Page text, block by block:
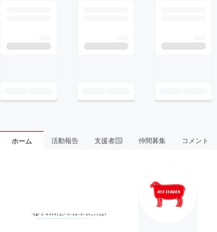
ホーム 活動報告 支援者47 仲間募集 コメント